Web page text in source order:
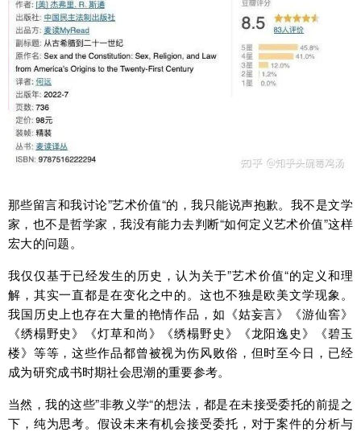
那些留言和我讨论”艺术价值“的，我只能说声抱歉。我不是文学
家，也不是哲学家，我没有能力去判断“如何定义艺术价值”这样
宏大的问题。
我仅仅基于已经发生的历史，认为关于”艺术价值“的定义和理
解，其实一直都是在变化之中的。这也不独是欧美文学现象。
我国历史上也存在大量的艳情作品，如《姑妄言》《游仙窖》
《绣榻野史》《灯草和尚》《绣榻野史》《龙阳逸史》《碧玉
楼》等等，这些作品都曾被视为伤风败俗，但时至今日，已经
成为研究成书时期社会思潮的重要参考。
当然，我的这些”非教义学“的想法，都是在未接受委托的前提之
下，纯为思考。假设未来有机会接受委托，对于案件的分析与